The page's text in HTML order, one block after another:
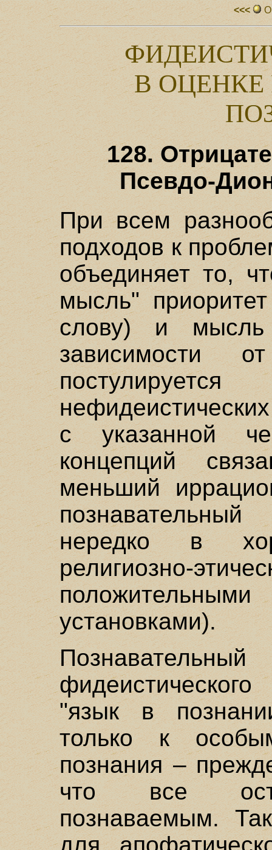
<<<
В ОЦЕНКЕ
128.
Псевдо-
При всем
подходов к
объединяет то,
мысль"
слову) и
зависимости
с указанной
концепций
меньший
нередко в
религиозно-
установками).
"язык в
только к
познания –
что все
познаваемым.